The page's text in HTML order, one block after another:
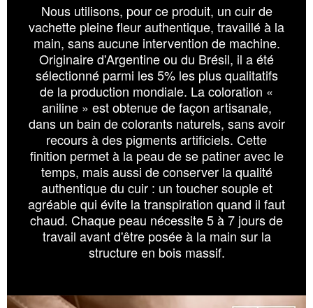
Nous utilisons, pour ce produit, un cuir de
vachette pleine fleur authentique, travaillé à la
main, sans aucune intervention de machine.
Originaire d'Argentine ou du Brésil, il a été
sélectionné parmi les 5% les plus qualitatifs
de la production mondiale. La coloration «
aniline » est obtenue de façon artisanale,
dans un bain de colorants naturels, sans avoir
recours à des pigments artificiels. Cette
finition permet à la peau de se patiner avec le
temps, mais aussi de conserver la qualité
authentique du cuir : un toucher souple et
agréable qui évite la transpiration quand il faut
chaud. Chaque peau nécessite 5 à 7 jours de
travail avant d'être posée à la main sur la
structure en bois massif.